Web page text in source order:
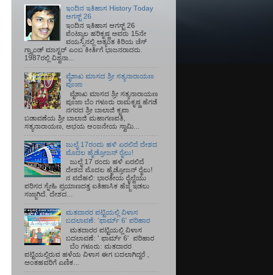
ಇಂದಿನ ಇತಿಹಾಸ History Today
ಆಗಸ್ಟ್ 26
ಇಂದಿನ ಇತಿಹಾಸ ಆಗಸ್ಟ್ 26
ಪೆಂಟ್ಯಾಲ ಹರಿಕೃಷ್ಣ ಅವರು 15ನೇ
ವಯಸ್ಸಿನಲ್ಲಿ ಅತ್ಯಂತ ಕಿರಿಯ ಚೆಸ್
ಗ್ರ್ಯಾಂಡ್ ಮಾಸ್ಟರ್ ಎಂಬ ಕೀರ್ತಿಗೆ ಭಾಜನರಾದರು.
1987ರಲ್ಲಿ ವಿಶ್ವನಾ...
ವೈಶಾಖ ಮಾಸದ ಶ್ರೀ ಸತ್ಯನಾರಾಯಣ
ಪೂಜಾ
ವೈಶಾಖ ಮಾಸದ ಶ್ರೀ ಸತ್ಯನಾರಾಯಣ
ಪೂಜಾ ಬೆಂ ಗಳೂರು ರಾಮಕೃಷ್ಣ ಹೆಗಡೆ
ನಗರದ ಶ್ರೀ ಬಾಲಾಜಿ ಕೃಪಾ
ಬಡಾವಣೆಯ ಶ್ರೀ ಬಾಲಾಜಿ ಮಹಾಗಣಪತಿ,
ಸತ್ಯನಾರಾಯಣ, ಅಭಯ ಆಂಜನೇಯ ಸ್ವಾಮಿ...
ಜುಲೈ 17ರಂದು ಹಳಿ ಏರಲಿದೆ ದೇಶದ
ಮೊದಲ ಹೈಡ್ರೋಜನ್ ರೈಲು!
ಜುಲೈ 17 ರಂದು ಹಳಿ ಏರಲಿದೆ
ದೇಶದ ಮೊದಲ ಹೈಡ್ರೋಜನ್ ರೈಲು!
ನ ವದೆಹಲಿ: ಭಾರತೀಯ ರೈಲ್ವೆಯು
ಪರಿಸರ ಸ್ನೇಹಿ ಪ್ರಯಾಣದತ್ತ ಐತಿಹಾಸಿಕ ಹೆಜ್ಜೆ ಇಡಲು
ಸಜ್ಜಾಗಿದೆ. ದೇಶದ...
ಮತದಾರರ ಪಟ್ಟಿಯಲ್ಲಿ ವಿಳಾಸ
ಬದಲಾವಣೆ: 'ಫಾರ್ಮ್ 6' ಪರಿಹಾರ
ಮತದಾರರ ಪಟ್ಟಿಯಲ್ಲಿ ವಿಳಾಸ
ಬದಲಾವಣೆ: ' ಫಾರ್ಮ್ 6' ಪರಿಹಾರ
ಬೆಂ ಗಳೂರು: ಮತದಾರರ
ಪಟ್ಟಿಯಲ್ಲಿರುವ ಹಳೆಯ ವಿಳಾಸ ಈಗ ಬದಲಾಗಿದ್ದರೆ ,
ಅಂತಹವರಿಗೆ ಎಣಿಕ...